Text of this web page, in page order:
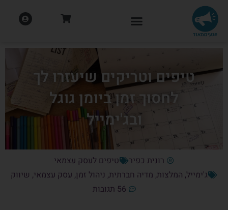
טיפים וטריקים שיעזרו לך
לחסוך זמן ביומן גוגל
ובג'ימייל
רונית כפיר
טיפים לעסק עצמאי
ג'ימייל, המלצות, מדיה חברתית, ניהול זמן, עסק עצמאי, שיווק
56 תגובות